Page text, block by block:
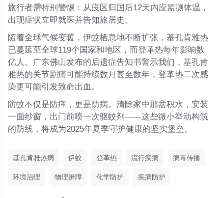
旅行者需特别警惕：从疫区归国后12天内应监测体温 ，
出现症状立即就医并告知旅居史。
随着全球气候变暖，伊蚊栖息地不断扩张，基孔肯雅热
已蔓延至全球119个国家和地区 ，而登革热每年影响数
亿人。广东佛山发布的后遗症告知书警示我们，基孔肯
雅热的关节剧痛可能持续数月甚至数年，登革热二次感
染更可能引发致命出血。
防蚊不仅是防痒，更是防病。清除家中那盆积水，安装
一面纱窗，出门前喷一次驱蚊剂——这些微小举动构筑
的防线，将成为2025年夏季守护健康的坚实堡垒。
基孔肯雅热病 伊蚊 登革热 流行疾病 病毒传播
环境治理 物理屏障 化学防护 疾病防护